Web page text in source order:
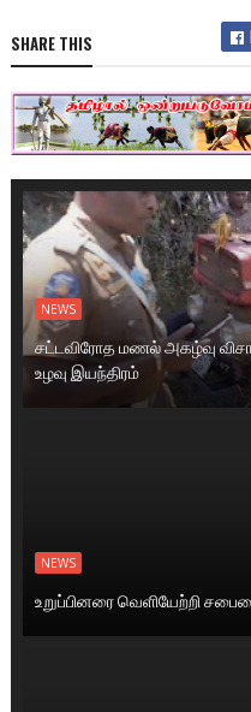
SHARE THIS
NEWS
சட்டவிரோத மணல் அகழ்வு
உழவு இயந்திரம்
NEWS
உறுப்பினரை வெளியேற்றி